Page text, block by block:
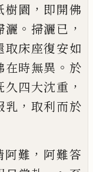
樹園 ， 即開佛
灑 。 掃灑已 ，
取床座復安如
在時無異 。 於
久四大沈重 ，
乳 ， 取利而於
阿難 ， 阿難答